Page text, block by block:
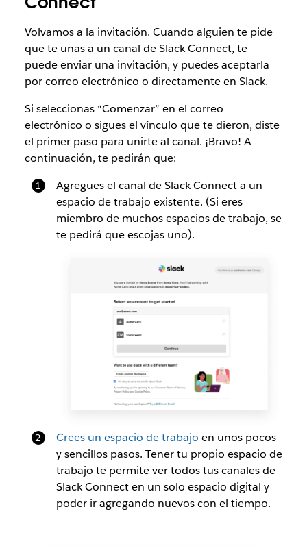
Volvamos a la invitación. Cuando alguien te pide
que te unas a un canal de Slack Connect, te
puede enviar una invitación, y puedes aceptarla
por correo electrónico o directamente en Slack.
Si seleccionas “Comenzar” en el correo
electrónico o sigues el vínculo que te dieron, diste
el primer paso para unirte al canal. ¡Bravo! A
continuación, te pedirán que:
Agregues el canal de Slack Connect a un
espacio de trabajo existente. (Si eres
miembro de muchos espacios de trabajo, se
te pedirá que escojas uno).
Crees un espacio de trabajo en unos pocos
y sencillos pasos. Tener tu propio espacio de
trabajo te permite ver todos tus canales de
Slack Connect en un solo espacio digital y
poder ir agregando nuevos con el tiempo.